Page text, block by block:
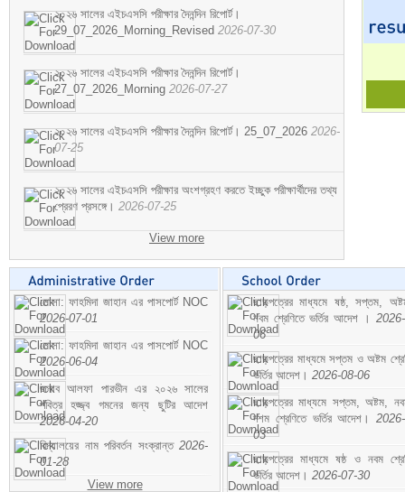
২০২৬ সালের এইচএসসি পরীক্ষার দৈনন্দিন রিপোর্ট।
29_07_2026_Morning_Revised 2026-07-30
২০২৬ সালের এইচএসসি পরীক্ষার দৈনন্দিন রিপোর্ট।
27_07_2026_Morning 2026-07-27
২০২৬ সালের এইচএসসি পরীক্ষার দৈনন্দিন রিপোর্ট। 25_07_2026 2026-
07-25
২০২৬ সালের এইচএসসি পরীক্ষার অংশগ্রহণ করতে ইচ্ছুক পরীক্ষার্থীদের তথ্য
প্রেরণ প্রসঙ্গে। 2026-07-25
View more
মোসা: ফাহমিদা জাহান এর পাসপোর্ট NOC
2026-07-01
মোসা: ফাহমিদা জাহান এর পাসপোর্ট NOC
2026-06-04
জনাব আলফা পারভীন এর ২০২৬ সালের
পবিত্র হজ্জ্ব গমনের জন্য ছুটির আদেশ
2026-04-20
বিদ্যালয়ের নাম পরিবর্তন সংক্রান্ত 2026-
01-28
View more
ছাড়পত্রের মাধ্যমে ষষ্ঠ, সপ্তম,
নবম শ্রেণিতে ভর্তির আদেশ ।
06
ছাড়পত্রের মাধ্যমে সপ্তম ও অষ্টম
ভর্তির আদেশ। 2026-08-06
ছাড়পত্রের মাধ্যমে সপ্তম, অষ্টম,
দশম শ্রেণিতে ভর্তির আদেশ।
03
ছাড়পত্রের মাধ্যমে ষষ্ঠ ও নবম
ভর্তির আদেশ। 2026-07-30